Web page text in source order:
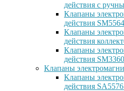
действия с
Клапаны
действия
Клапаны
дейcтвия
Клапаны
действия
Клапаны
Клапаны
действия